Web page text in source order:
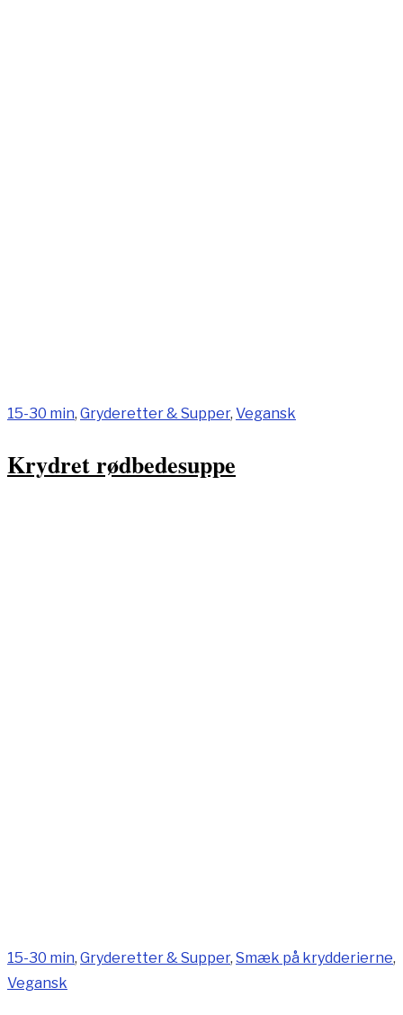
15-30 min, Gryderetter & Supper, Vegansk
Krydret rødbedesuppe
15-30 min, Gryderetter & Supper, Smæk på krydderierne,
Vegansk